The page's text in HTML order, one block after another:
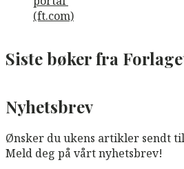
Siste bøker fra
Nyhetsbrev
Ønsker du ukens artikler sendt
Meld deg på vårt nyhetsbrev!